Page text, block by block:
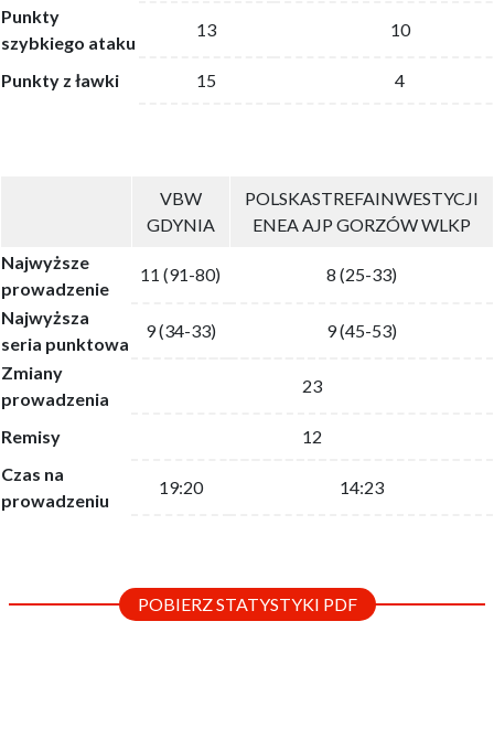
Punkty
szybkiego ataku
13 10
Punkty z ławki 15 4
VBW
GDYNIA
POLSKASTREFAINWESTYCJI
ENEA AJP GORZÓW WLKP
Najwyższe
prowadzenie
11 (91-80) 8 (25-33)
Najwyższa
seria punktowa
9 (34-33)
9 (45-53)
Zmiany
prowadzenia
23
Remisy
12
Czas na
prowadzeniu
19:20 14:23
POBIERZ STATYSTYKI PDF